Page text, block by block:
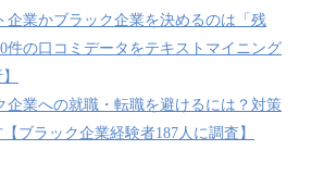
企業かブラック企業を決めるのは「残
件の口コミデータをテキストマイニング
企業への就職・転職を避けるには？対策
ブラック企業経験者187人に調査】